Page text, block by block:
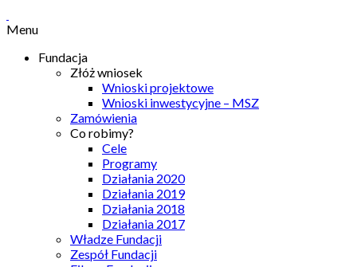
Menu
Fundacja
Złóż wniosek
Wnioski projektowe
Wnioski inwestycyjne – MSZ
Zamówienia
Co robimy?
Cele
Programy
Działania 2020
Działania 2019
Działania 2018
Działania 2017
Władze Fundacji
Zespół Fundacji